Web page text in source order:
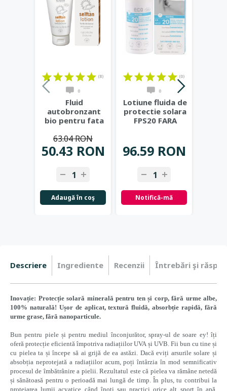
(8)
0
Fluid
autobronzant
bio pentru fata
si extract...
50.43 RON
63.04 RON
Adaugă în coş
(0)
0
Lotiune fluida de
protectie solara
FPS20 FARA
96.59 RON
Notifică-mă
Descriere Ingrediente Recenzii Întrebări şi
Inovație: Protecție solară minerală pentru ten și corp, fără urme albe,
100% naturală! Ușor de aplicat, textură fluidă, absorbție rapidă, fără
urme grase, fără nanoparticule.
Bun pentru piele și pentru mediul înconjurător, spray-ul de soare ey! îți
oferă protecție eficientă împotriva radiațiilor UVA și UVB. Fii bun cu tine și
cu pielea ta și începe să ai grijă de ea astăzi. Dacă eviți arsurile solare și
absobția neprotejată a radiațiilor acum, poți întârzia în mod semnificativ
procesul de îmbătrânire a pielii. Rezultatul este că pielea va rămâne netedă
și sănătoasă pentru o perioadă mai lungă de timp. În plus, tu contribui la
protejarea lumii acvatice când înoți sau practici orice alt sport în apă.